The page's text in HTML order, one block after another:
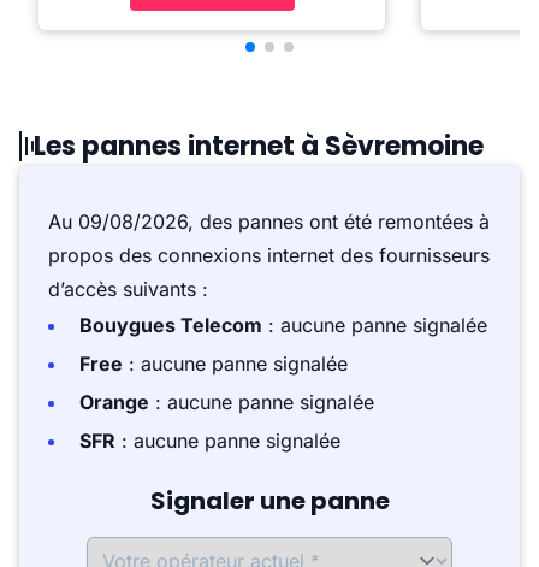
Les pannes internet à Sèvremoine
Au 09/08/2026, des pannes ont été remontées à
propos des connexions internet des fournisseurs
d’accès suivants :
Bouygues Telecom : aucune panne signalée
Free : aucune panne signalée
Orange : aucune panne signalée
SFR : aucune panne signalée
Signaler une panne